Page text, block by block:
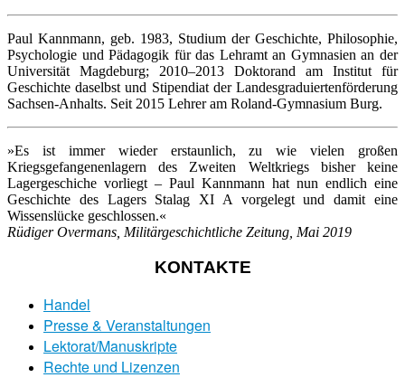
Paul Kannmann, geb. 1983, Studium der Geschichte, Philosophie,
Psychologie und Pädagogik für das Lehramt an Gymnasien an der
Universität Magdeburg; 2010–2013 Doktorand am Institut für
Geschichte daselbst und Stipendiat der Landesgraduiertenförderung
Sachsen-Anhalts. Seit 2015 Lehrer am Roland-Gymnasium Burg.
»Es ist immer wieder erstaunlich, zu wie vielen großen
Kriegsgefangenenlagern des Zweiten Weltkriegs bisher keine
Lagergeschiche vorliegt – Paul Kannmann hat nun endlich eine
Geschichte des Lagers Stalag XI A vorgelegt und damit eine
Wissenslücke geschlossen.«
Rüdiger Overmans, Militärgeschichtliche Zeitung, Mai 2019
KONTAKTE
Handel
Presse & Veranstaltungen
Lektorat/Manuskripte
Rechte und Lizenzen